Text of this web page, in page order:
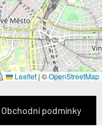
Leaflet | ©OpenStreetMap
Obchodní podmínky